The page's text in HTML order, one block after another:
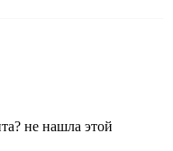
не нашла этой